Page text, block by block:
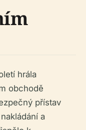
hrála
obchodě
přístav
a